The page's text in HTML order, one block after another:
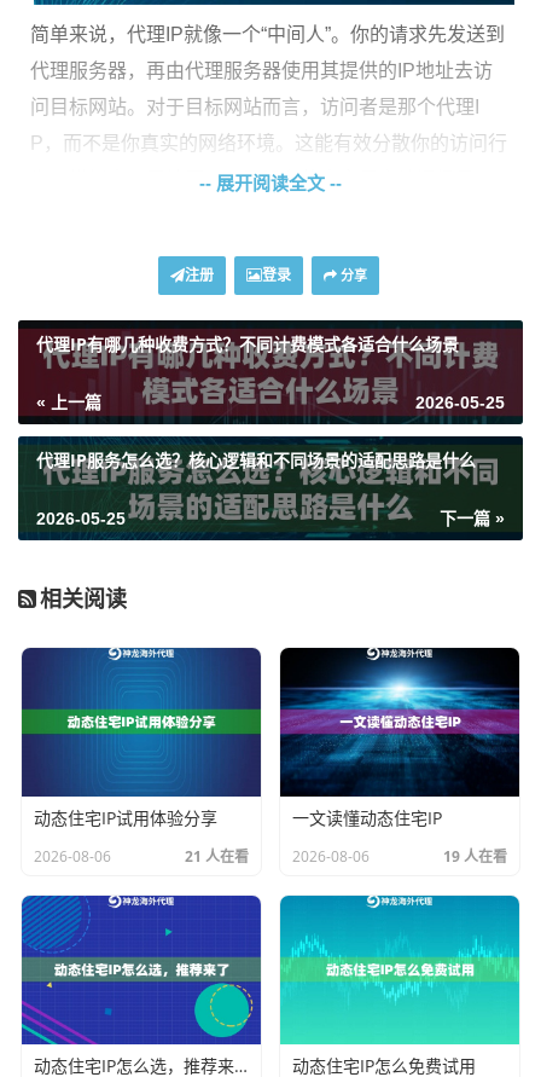
简单来说，代理IP就像一个“中间人”。你的请求先发送到
代理服务器，再由代理服务器使用其提供的IP地址去访
问目标网站。对于目标网站而言，访问者是那个代理I
P，而不是你真实的网络环境。这能有效分散你的访问行
为，模拟出不同地区、不同设备的真实用户访问场景，
模、长时间的数据抓取和监测时，一个稳定可靠的代理I
P方案是必不可少的。
代理IP类型详解：数据中心IP与住宅IP
选择代理IP，首先要明白核心的两大类型：数据中心IP和
住宅IP。它们来源不同，特性迥异，适用于不同的数据
分析场景。
数据中心IP：这类IP由数据中心或云服务提供商批量分
大量获取。但正因为其明显的机房特征，一些对流量监
控严格的网站（如亚马逊、沃尔玛等大型电商平台）能
够较容易地识别并屏蔽这类IP。如果你的数据分析任务
目标网站反爬机制一般，或者你需要进行初步的、大批
量的网页信息抓取，数据中心IP是经济高效的选择。
争对手店铺详情、价格历史、库存变化，或者模拟真实
用户进行评论分析、广告效果测试等任务，住宅IP几乎
是唯一可靠的选择。它的缺点是成本通常高于数据中心I
P，且纯净、高质量的住宅IP资源更为稀缺。
在我们的服务中，神龙海外动态IP同时提供了这两种类
-- 展开阅读全文 --
注册 登录 分享
代理IP有哪几种收费方式？不同计费模式各适合什么场景
« 上一篇 2026-05-25
代理IP服务怎么选？核心逻辑和不同场景的适配思路是什么
下一篇 »
2026-05-25
相关阅读
动态住宅IP试用体验分享
2026-08-06 21 人在看
一文读懂动态住宅IP
2026-08-06 19 人在看
动态住宅IP怎么选，推荐来了 动态住宅IP怎么免费试用